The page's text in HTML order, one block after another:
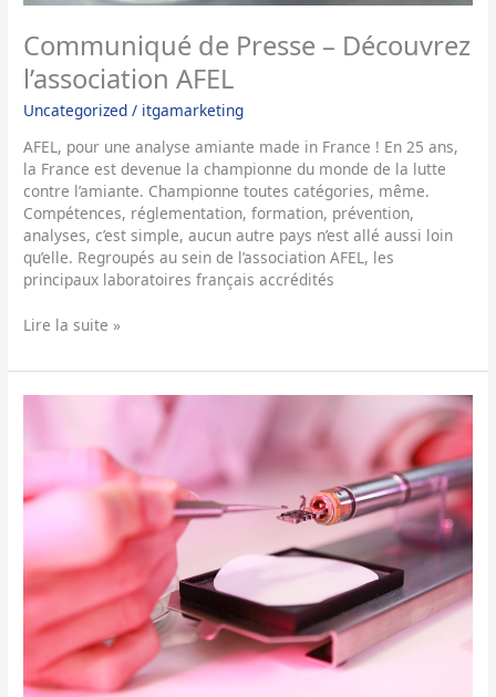
Communiqué de Presse – Découvrez
l’association AFEL
Uncategorized / itgamarketing
AFEL, pour une analyse amiante made in France ! En 25 ans,
la France est devenue la championne du monde de la lutte
contre l’amiante. Championne toutes catégories, même.
Compétences, réglementation, formation, prévention,
analyses, c’est simple, aucun autre pays n’est allé aussi loin
qu’elle. Regroupés au sein de l’association AFEL, les
principaux laboratoires français accrédités
Lire la suite »
Informations
aux
diagnostiqueurs
opérateurs
de
repérage